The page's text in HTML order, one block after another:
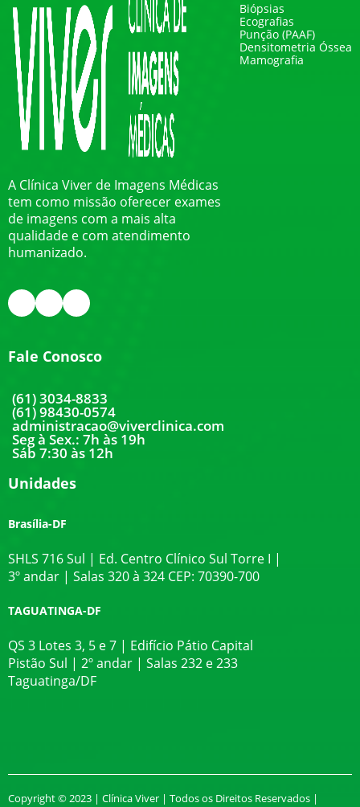
A Clínica Viver de Imagens Médicas
tem como missão oferecer exames
de imagens com a mais alta
qualidade e com atendimento
humanizado.
Biópsias
Ecografias
Punção (PAAF)
Densitometria Óssea
Mamografia
Fale Conosco
(61) 3034-8833
(61) 98430-0574
administracao@viverclinica.com
Seg à Sex.: 7h às 19h
Sáb 7:30 às 12h
Unidades
Brasília-DF
SHLS 716 Sul | Ed. Centro Clínico Sul Torre I |
3º andar | Salas 320 à 324 CEP: 70390-700
TAGUATINGA-DF
QS 3 Lotes 3, 5 e 7 | Edifício Pátio Capital
Pistão Sul | 2º andar | Salas 232 e 233
Taguatinga/DF
Copyright © 2023 | Clínica Viver | Todos os Direitos Reservados |